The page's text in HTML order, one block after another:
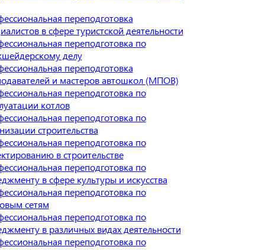
переподготовка
в сфере туристской деятельности
переподготовка по
делу
переподготовка
и мастеров автошкол (МПОВ)
переподготовка по
котлов
переподготовка по
строительства
переподготовка по
в строительстве
переподготовка по
в сфере культуры и искусства
переподготовка по
сетям
переподготовка по
в различных видах деятельности
переподготовка по